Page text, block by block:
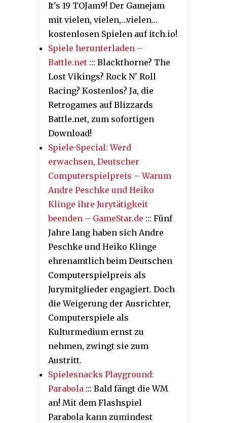
It's 19 TOJam9! Der Gamejam
mit vielen, vielen,…vielen…
kostenlosen Spielen auf itch.io!
Spiele herunterladen –
Battle.net ::: Blackthorne? The
Lost Vikings? Rock N' Roll
Racing? Kostenlos? Ja, die
Retrogames auf Blizzards
Battle.net, zum sofortigen
Download!
Spiele-Special: Werd
erwachsen, Deutscher
Computerspielpreis – Warum
Andre Peschke und Heiko
Klinge ihre Jurytätigkeit
beenden – GameStar.de ::: Fünf
Jahre lang haben sich Andre
Peschke und Heiko Klinge
ehrenamtlich beim Deutschen
Computerspielpreis als
Jurymitglieder engagiert. Doch
die Weigerung der Ausrichter,
Computerspiele als
Kulturmedium ernst zu
nehmen, zwingt sie zum
Austritt.
Spielesnacks Playground:
Parabola ::: Bald fängt die WM
an! Mit dem Flashspiel
Parabola kann zumindest